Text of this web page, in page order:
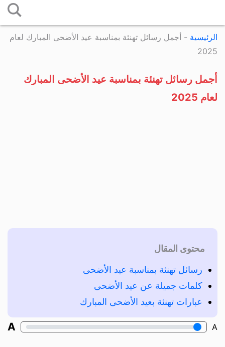
إلى
المحتوى
الرئيسية - أجمل رسائل تهنئة بمناسبة عيد الأضحى المبارك لعام
2025
أجمل رسائل تهنئة بمناسبة عيد الأضحى المبارك
لعام 2025
محتوى المقال
رسائل تهنئة بمناسبة عيد الأضحى
كلمات جميلة عن عيد الأضحى
عبارات تهنئة بعيد الأضحى المبارك
A
A